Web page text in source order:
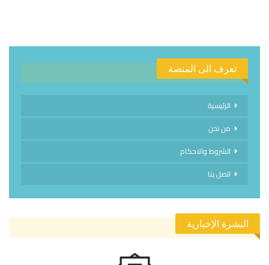
تعرف الى المنصة
الرئيسية
من نحن
الشروط والاحكام
اتصل بنا
النشرة الإخبارية